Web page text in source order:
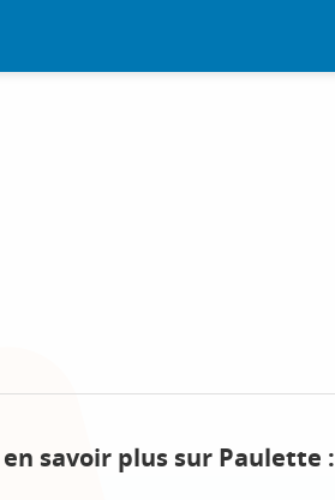
savoir plus sur Paulette :